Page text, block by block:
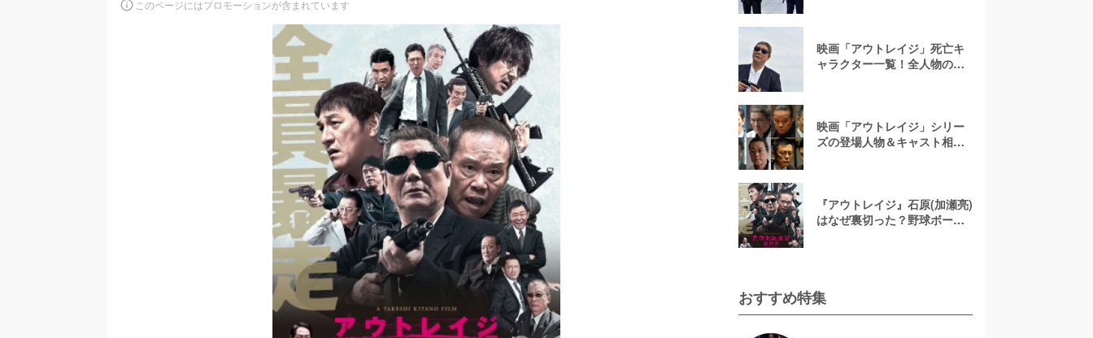
このページにはプロモーションが含まれています
映画「アウトレイジ」死亡キ
ャラクター一覧！全人物の殺
映画「アウトレイジ」シリー
ズの登場人物＆キャスト相関
『アウトレイジ』石原(加瀬亮)
はなぜ裏切った？野球ボール
おすすめ特集